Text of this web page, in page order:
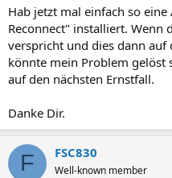
Hab jetzt mal einfach so
Reconnect" installiert. Wenn
verspricht und dies dann auf
könnte mein Problem gelöst
auf den nächsten Ernstfall.
Danke Dir.
F FSC830
Well-known member